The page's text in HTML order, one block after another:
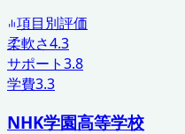
項目別評価
柔軟さ4.3
サポート3.8
学費3.3
NHK学園高等学校